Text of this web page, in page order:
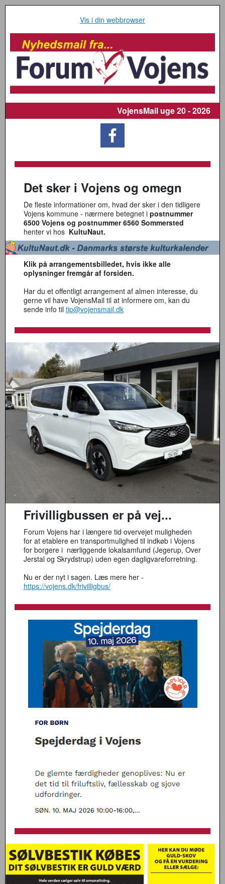
Vis i din webbrowser
VojensMail uge 20 - 2026
Det sker i Vojens og omegn
De fleste informationer om, hvad der sker i den tidligere
Vojens kommune - nærmere betegnet i postnummer
6500 Vojens og postnummer 6560 Sommersted
henter vi hos KultuNaut.
Klik på arrangementsbilledet, hvis ikke alle
oplysninger fremgår af forsiden.
Har du et offentligt arrangement af almen interesse, du
gerne vil have VojensMail til at informere om, kan du
sende info til tip@vojensmail.dk
Frivilligbussen er på vej...
Forum Vojens har i længere tid overvejet muligheden
for at etablere en transportmulighed til indkøb i Vojens
for borgere i nærliggende lokalsamfund (Jegerup, Over
Jerstal og Skrydstrup) uden egen dagligvareforretning.
Nu er der nyt i sagen. Læs mere her -
https://vojens.dk/frivilligbus/